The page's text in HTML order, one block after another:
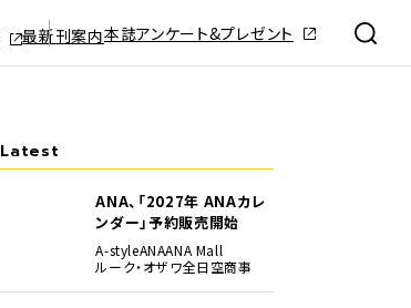
最新刊案内本誌アンケート&プレゼント
Latest
ANA、「2027年 ANAカレ
ンダー」予約販売開始
A-styleANAANA Mall
ルーク・オザワ全日空商事